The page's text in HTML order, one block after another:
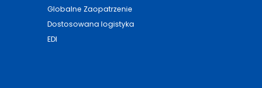
Globalne Zaopatrzenie
Dostosowana logistyka
EDI